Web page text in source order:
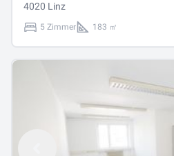
4020 Linz
5 Zimmer 183 ㎡